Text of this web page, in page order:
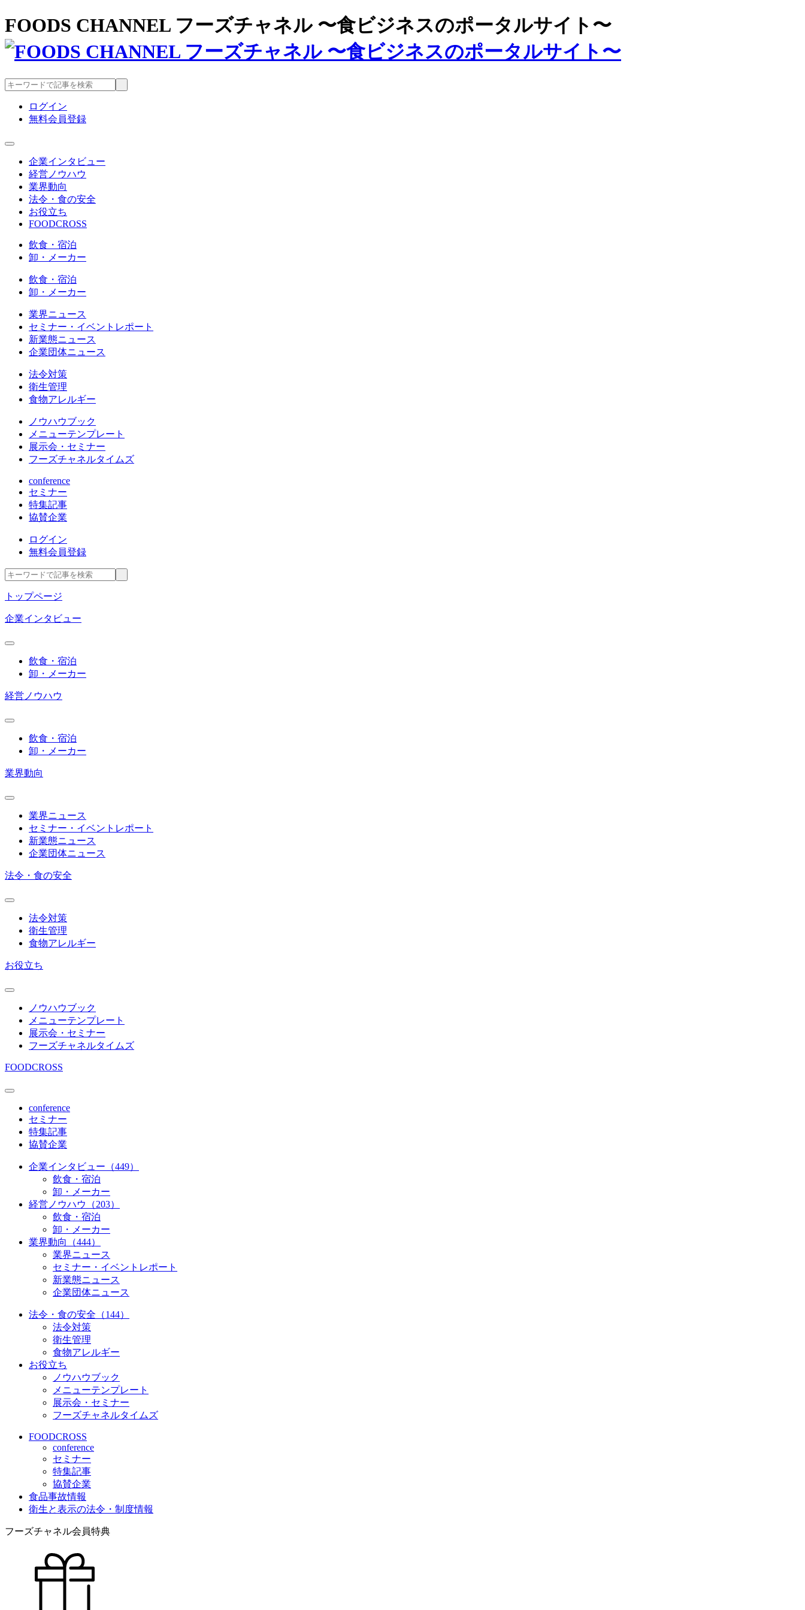
FOODS CHANNEL フーズチャネル 〜食ビジネスのポータルサイト〜
ログイン
無料会員登録
企業インタビュー
経営ノウハウ
業界動向
法令・食の安全
お役立ち
FOODCROSS
飲食・宿泊
卸・メーカー
飲食・宿泊
卸・メーカー
業界ニュース
セミナー・イベントレポート
新業態ニュース
企業団体ニュース
法令対策
衛生管理
食物アレルギー
ノウハウブック
メニューテンプレート
展示会・セミナー
フーズチャネルタイムズ
conference
セミナー
特集記事
協賛企業
ログイン
無料会員登録
トップページ
企業インタビュー
飲食・宿泊
卸・メーカー
経営ノウハウ
飲食・宿泊
卸・メーカー
業界動向
業界ニュース
セミナー・イベントレポート
新業態ニュース
企業団体ニュース
法令・食の安全
法令対策
衛生管理
食物アレルギー
お役立ち
ノウハウブック
メニューテンプレート
展示会・セミナー
フーズチャネルタイムズ
FOODCROSS
conference
セミナー
特集記事
協賛企業
企業インタビュー（449）
飲食・宿泊
卸・メーカー
経営ノウハウ（203）
飲食・宿泊
卸・メーカー
業界動向（444）
業界ニュース
セミナー・イベントレポート
新業態ニュース
企業団体ニュース
法令・食の安全（144）
法令対策
衛生管理
食物アレルギー
お役立ち
ノウハウブック
メニューテンプレート
展示会・セミナー
フーズチャネルタイムズ
FOODCROSS
conference
セミナー
特集記事
協賛企業
食品事故情報
衛生と表示の法令・制度情報
フーズチャネル会員特典